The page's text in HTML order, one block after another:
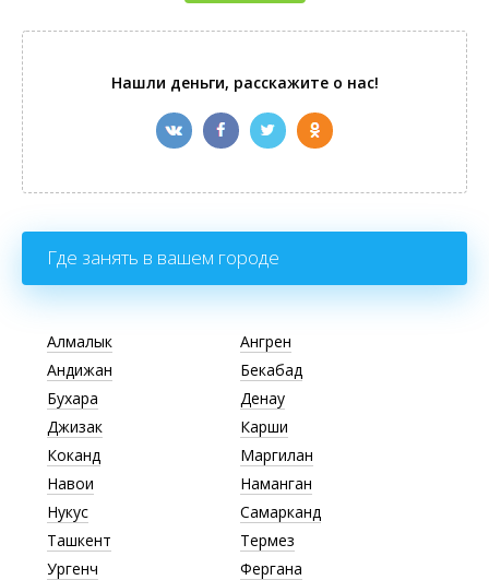
Нашли деньги, расскажите о нас!
Где занять в вашем городе
Алмалык
Ангрен
Андижан
Бекабад
Бухара
Денау
Джизак
Карши
Коканд
Маргилан
Навои
Наманган
Нукус
Самарканд
Ташкент
Термез
Ургенч
Фергана